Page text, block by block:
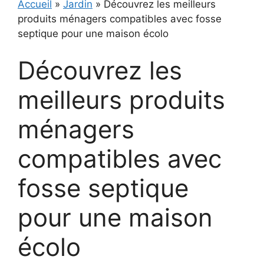
Accueil » Jardin » Découvrez les meilleurs
produits ménagers compatibles avec fosse
septique pour une maison écolo
Découvrez les
meilleurs produits
ménagers
compatibles avec
fosse septique
pour une maison
écolo